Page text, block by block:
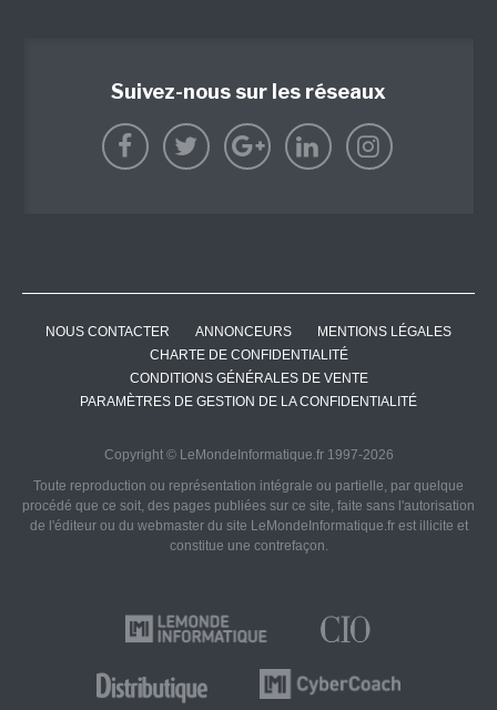
Suivez-nous sur les réseaux
NOUS CONTACTER ANNONCEURS
MENTIONS LÉGALES
CHARTE DE CONFIDENTIALITÉ
CONDITIONS GÉNÉRALES DE VENTE
PARAMÈTRES DE GESTION DE LA CONFIDENTIALITÉ
Copyright © LeMondeInformatique.fr 1997-2026
Toute reproduction ou représentation intégrale ou partielle, par quelque
procédé que ce soit, des pages publiées sur ce site, faite sans l'autorisation
de l'éditeur ou du webmaster du site LeMondeInformatique.fr est illicite et
constitue une contrefaçon.